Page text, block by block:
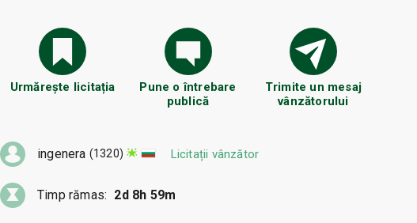
Urmărește licitația
Pune o întrebare
publică
Trimite un mesaj
vânzătorului
ingenera (1320) Licitații vânzător
Timp rămas: 2d 8h 59m